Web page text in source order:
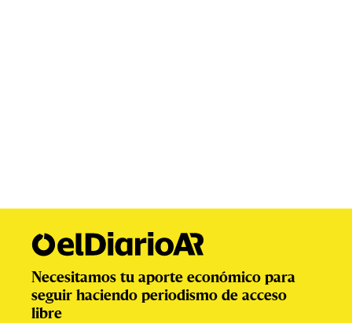
Necesitamos tu aporte económico para
seguir haciendo periodismo de acceso
libre